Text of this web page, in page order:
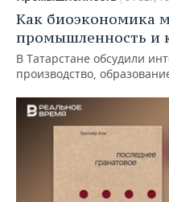
Как биоэкономика
промышленность и
В Татарстане обсудили
производство,